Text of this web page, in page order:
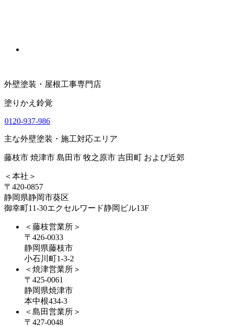
外壁塗装・屋根工事専門店
塗りかえ鈴覚
0120-937-986
主な外壁塗装・施工対応エリア
藤枝市 焼津市 島田市 牧之原市 吉田町 および近郊
＜本社＞
〒420-0857
静岡県静岡市葵区
御幸町11-30エクセルワード静岡ビル13F
＜藤枝営業所＞
〒426-0033
静岡県藤枝市
小石川町1-3-2
＜焼津営業所＞
〒425-0061
静岡県焼津市
本中根434-3
＜島田営業所＞
〒427-0048